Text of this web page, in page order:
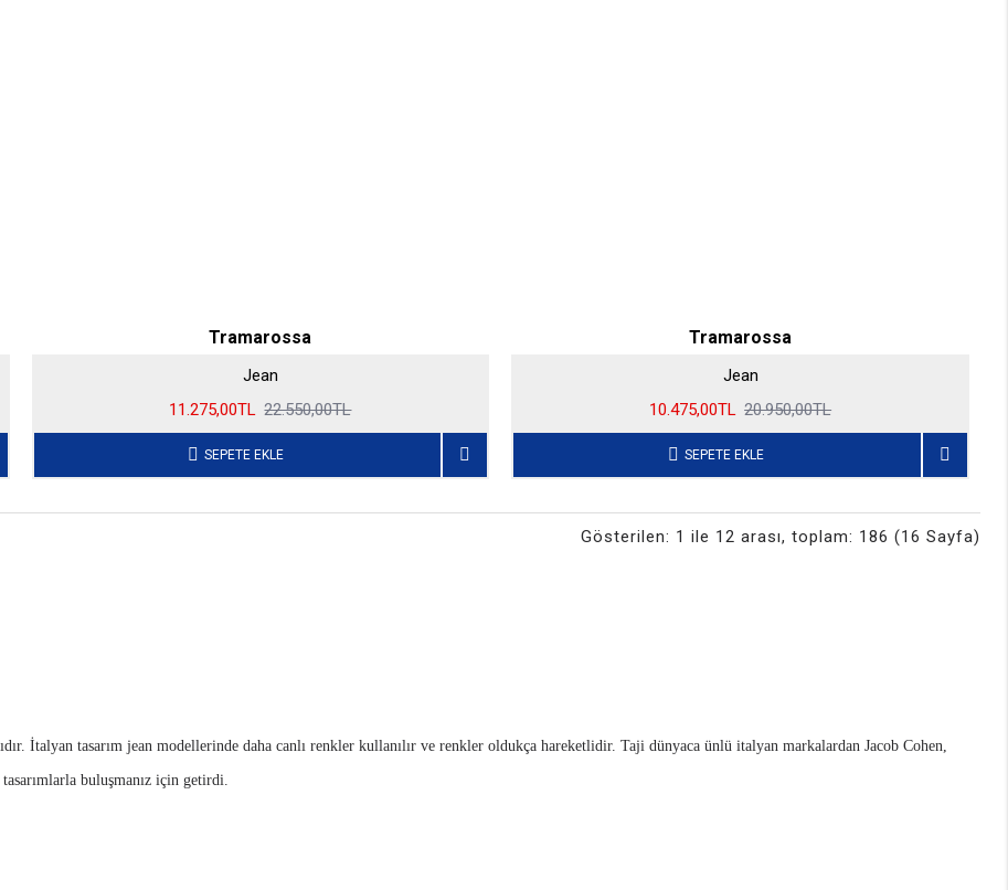
Tramarossa
Jean
11.275,00TL 22.550,00TL
SEPETE EKLE
Tramarossa
Jean
10.475,00TL 20.950,00TL
SEPETE EKLE
Gösterilen: 1 ile 12 arası, toplam: 186 (16 Sayfa)
İtalyan tasarım jean modellerinde daha canlı renkler kullanılır ve renkler oldukça hareketlidir. Taji dünyaca ünlü italyan markalardan Jacob Cohen,
buluşmanız için getirdi.